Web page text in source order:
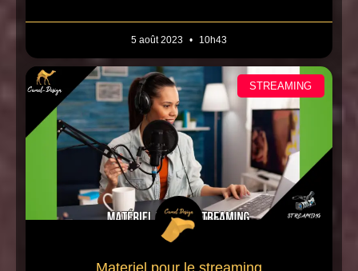
5 août 2023 10h43
STREAMING